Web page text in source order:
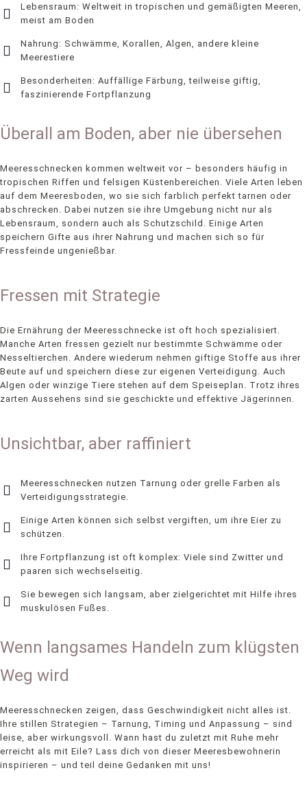
Lebensraum: Weltweit in tropischen und gemäßigten Meeren,
meist am Boden
Nahrung: Schwämme, Korallen, Algen, andere kleine
Meerestiere
Besonderheiten: Auffällige Färbung, teilweise giftig,
faszinierende Fortpflanzung
Überall am Boden, aber nie übersehen
Meeresschnecken kommen weltweit vor – besonders häufig in
tropischen Riffen und felsigen Küstenbereichen. Viele Arten leben
auf dem Meeresboden, wo sie sich farblich perfekt tarnen oder
abschrecken. Dabei nutzen sie ihre Umgebung nicht nur als
Lebensraum, sondern auch als Schutzschild. Einige Arten
speichern Gifte aus ihrer Nahrung und machen sich so für
Fressfeinde ungenießbar.
Fressen mit Strategie
Die Ernährung der Meeresschnecke ist oft hoch spezialisiert.
Manche Arten fressen gezielt nur bestimmte Schwämme oder
Nesseltierchen. Andere wiederum nehmen giftige Stoffe aus ihrer
Beute auf und speichern diese zur eigenen Verteidigung. Auch
Algen oder winzige Tiere stehen auf dem Speiseplan. Trotz ihres
zarten Aussehens sind sie geschickte und effektive Jägerinnen.
Unsichtbar, aber raffiniert
Meeresschnecken nutzen Tarnung oder grelle Farben als
Verteidigungsstrategie.
Einige Arten können sich selbst vergiften, um ihre Eier zu
schützen.
Ihre Fortpflanzung ist oft komplex: Viele sind Zwitter und
paaren sich wechselseitig.
Sie bewegen sich langsam, aber zielgerichtet mit Hilfe ihres
muskulösen Fußes.
Wenn langsames Handeln zum klügsten
Weg wird
Meeresschnecken zeigen, dass Geschwindigkeit nicht alles ist.
Ihre stillen Strategien – Tarnung, Timing und Anpassung – sind
leise, aber wirkungsvoll. Wann hast du zuletzt mit Ruhe mehr
erreicht als mit Eile? Lass dich von dieser Meeresbewohnerin
inspirieren – und teil deine Gedanken mit uns!